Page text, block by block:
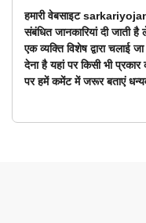
हमारी वेबसाइट
संबंधित जानकारियां दी जाती है
एक व्यक्ति विशेष द्वारा चलाई
देना है यहां पर किसी भी
पर हमें कमेंट में जरूर बताएं